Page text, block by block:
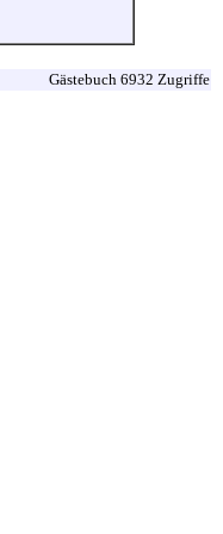
Gästebuch 6932 Zugriffe